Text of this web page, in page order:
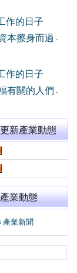
作的日子
本擦身而過 -
作的日子
有關的人們 -
新產業動態
業動態
產業新聞